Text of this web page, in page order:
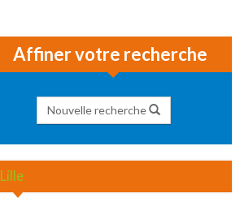
Affiner votre recherche
Nouvelle recherche
Lille